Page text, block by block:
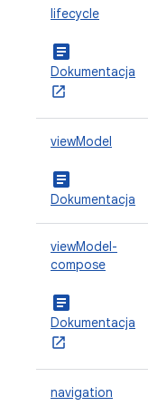
lifecycle
article
Dokumentacja
viewModel
article
Dokumentacja
viewModel-
compose
article
Dokumentacja
navigation